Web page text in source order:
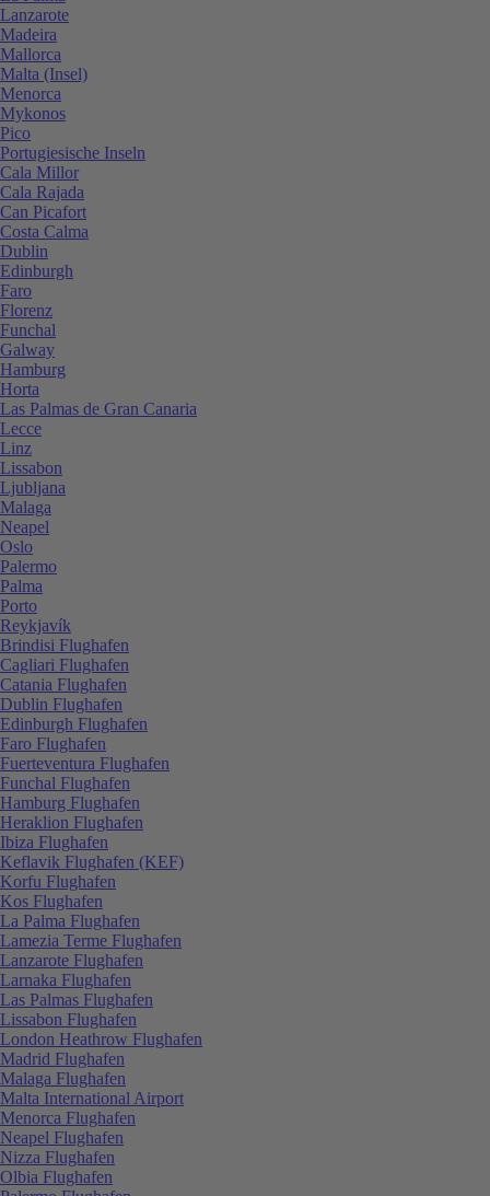
Lanzarote
Madeira
Mallorca
Malta (Insel)
Menorca
Mykonos
Pico
Portugiesische Inseln
Cala Millor
Cala Rajada
Can Picafort
Costa Calma
Dublin
Edinburgh
Faro
Florenz
Funchal
Galway
Hamburg
Horta
Las Palmas de Gran Canaria
Lecce
Linz
Lissabon
Ljubljana
Malaga
Neapel
Oslo
Palermo
Palma
Porto
Reykjavík
Brindisi Flughafen
Cagliari Flughafen
Catania Flughafen
Dublin Flughafen
Edinburgh Flughafen
Faro Flughafen
Fuerteventura Flughafen
Funchal Flughafen
Hamburg Flughafen
Heraklion Flughafen
Ibiza Flughafen
Keflavik Flughafen (KEF)
Korfu Flughafen
Kos Flughafen
La Palma Flughafen
Lamezia Terme Flughafen
Lanzarote Flughafen
Larnaka Flughafen
Las Palmas Flughafen
Lissabon Flughafen
London Heathrow Flughafen
Madrid Flughafen
Malaga Flughafen
Malta International Airport
Menorca Flughafen
Neapel Flughafen
Nizza Flughafen
Olbia Flughafen